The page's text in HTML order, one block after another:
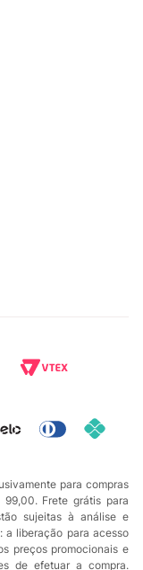
para compras
Frete grátis para
sujeitas à análise e
a liberação para acesso
preços promocionais e
de efetuar a compra.